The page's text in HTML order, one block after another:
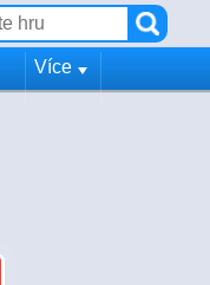
Více